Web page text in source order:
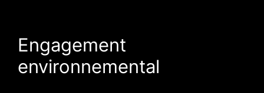
Engagement
environnemental